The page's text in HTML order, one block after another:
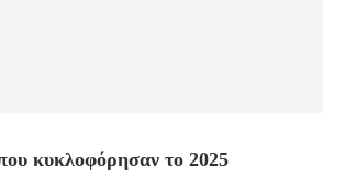
κυκλοφόρησαν το 2025